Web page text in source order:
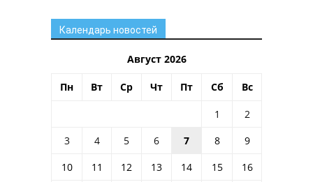
Календарь новостей
Август 2026
Пн Вт Ср Чт Пт Сб Вс
1
2
3
4 5 6 7 8
9
10
11 12 13 14 15
16